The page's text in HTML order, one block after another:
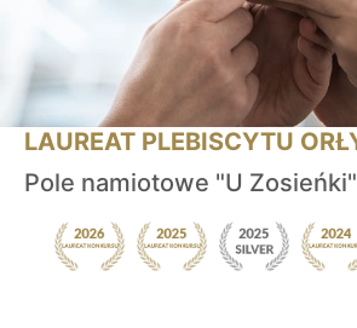
LAUREAT PLEBISCYTU
Pole namiotowe "U Zosieńki"